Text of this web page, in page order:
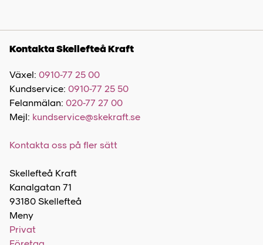
Kontakta Skellefteå Kraft
Växel: 0910-77 25 00
Kundservice: 0910-77 25 50
Felanmälan: 020-77 27 00
Mejl: kundservice@skekraft.se
Kontakta oss på fler sätt
Skellefteå Kraft
Kanalgatan 71
93180 Skellefteå
Meny
Privat